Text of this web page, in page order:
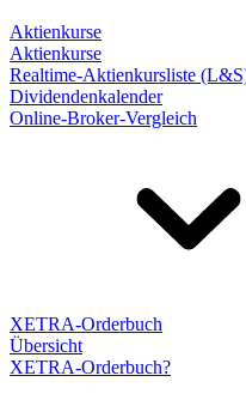
Aktienkurse
Aktienkurse
Realtime-Aktienkursliste
Dividendenkalender
Online-Broker-Vergleich
XETRA-Orderbuch
Übersicht
XETRA-Orderbuch?